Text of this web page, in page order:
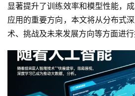
显著提升了训练效率和模型性能，
应用的重要方向，本文将从分布式
术、挑战及未来发展方向等方面进